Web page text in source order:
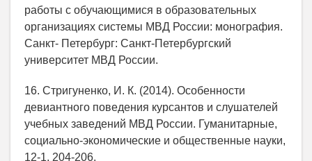
работы с обучающимися в образовательных
организациях системы МВД России: монография.
Санкт- Петербург: Санкт-Петербургский
университет МВД России.
16. Стригуненко, И. К. (2014). Особенности
девиантного поведения курсантов и слушателей
учебных заведений МВД России. Гуманитарные,
социально-экономические и общественные науки,
12-1, 204-206.